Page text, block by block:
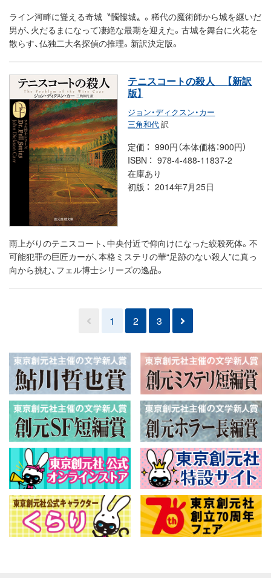
ライン河畔に聳える奇城〝髑髏城〟。稀代の魔術師から城を継いだ
男が、火だるまになって凄絶な最期を迎えた。古城を舞台に火花を
散らす、仏独二大名探偵の推理。新訳決定版。
テニスコートの殺人
【新訳
版】
ジョン・ディクスン・カー
三角和代訳
定価
990円（本体価格：900円）
ISBN
978-4-488-11837-2
在庫あり
初版
2014年7月25日
雨上がりのテニスコート、中央付近で仰向けになった絞殺死体。不
可能犯罪の巨匠カーが、本格ミステリの華“足跡のない殺人”に真っ
向から挑む、フェル博士シリーズの逸品。
1 2 3